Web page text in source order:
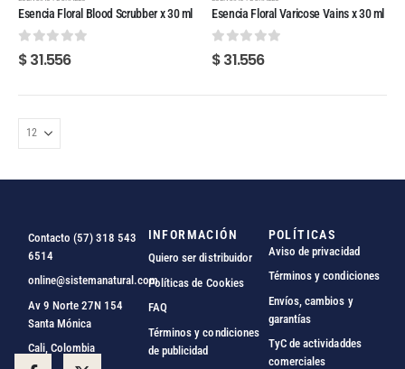
Esencia Floral Blood Scrubber x 30 ml
0 out of 5
$31.556
Esencia Floral Varicose Vains x 30 ml
0 out of 5
$31.556
Contacto (57) 318 543
6514
online@sistemanatural.com
Av 9 Norte 27N 154
Santa Mónica
Cali, Colombia
INFORMACIÓN
Quiero ser distribuidor
Políticas de Cookies
FAQ
Términos y condiciones
de publicidad
POLÍTICAS
Aviso de privacidad
Términos y condiciones
Envíos, cambios y
garantías
TyC de actividaddes
comerciales